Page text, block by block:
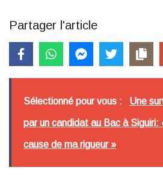
Partager l'article
Sélectionné pour vous : Une
par un candidat au Bac à
cause de ma rigueur »